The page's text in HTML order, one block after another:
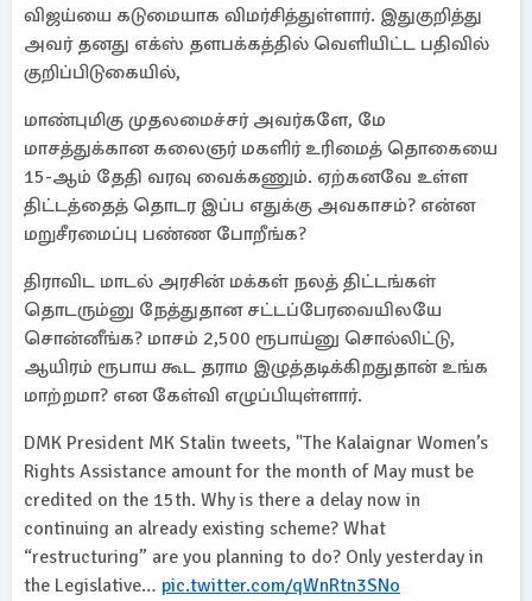
விஜய்யை கடுமையாக விமர்சித்துள்ளார். இதுகுறித்து
அவர் தனது எக்ஸ் தளபக்கத்தில் வெளியிட்ட பதிவில்
குறிப்பிடுகையில்,
மாண்புமிகு முதலமைச்சர் அவர்களே, மே
மாசத்துக்கான கலைஞர் மகளிர் உரிமைத் தொகையை
15-ஆம் தேதி வரவு வைக்கணும். ஏற்கனவே உள்ள
திட்டத்தைத் தொடர இப்ப எதுக்கு அவகாசம்? என்ன
மறுசீரமைப்பு பண்ண போறீங்க?
திராவிட மாடல் அரசின் மக்கள் நலத் திட்டங்கள்
தொடரும்னு நேத்துதான சட்டப்பேரவையிலயே
சொன்னீங்க? மாசம் 2,500 ரூபாய்னு சொல்லிட்டு,
ஆயிரம் ரூபாய கூட தராம இழுத்தடிக்கிறதுதான் உங்க
மாற்றமா? என கேள்வி எழுப்பியுள்ளார்.
DMK President MK Stalin tweets, "The Kalaignar Women’s
Rights Assistance amount for the month of May must be
credited on the 15th. Why is there a delay now in
continuing an already existing scheme? What
“restructuring” are you planning to do? Only yesterday in
the Legislative… pic.twitter.com/qWnRtn3SNo